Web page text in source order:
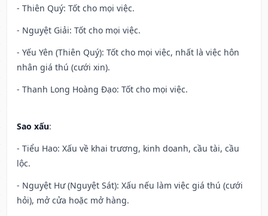
- Thiên Quý: Tốt cho mọi việc.
- Nguyệt Giải: Tốt cho mọi việc.
- Yếu Yên (Thiên Quý): Tốt cho mọi việc, nhất là việc hôn
nhân giá thú (cưới xin).
- Thanh Long Hoàng Đạo: Tốt cho mọi việc.
Sao xấu:
- Tiểu Hao: Xấu về khai trương, kinh doanh, cầu tài, cầu
lộc.
- Nguyệt Hư (Nguyệt Sát): Xấu nếu làm việc giá thú (cưới
hỏi), mở cửa hoặc mở hàng.